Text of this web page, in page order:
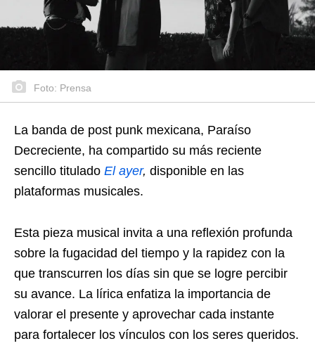
Foto: Prensa
La banda de post punk mexicana, Paraíso
Decreciente, ha compartido su más reciente
sencillo titulado El ayer, disponible en las
plataformas musicales.
Esta pieza musical invita a una reflexión profunda
sobre la fugacidad del tiempo y la rapidez con la
que transcurren los días sin que se logre percibir
su avance. La lírica enfatiza la importancia de
valorar el presente y aprovechar cada instante
para fortalecer los vínculos con los seres queridos.